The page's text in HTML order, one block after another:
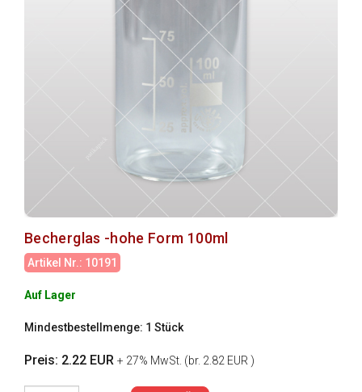
Becherglas -hohe Form 100ml
Artikel Nr.: 10191
Auf Lager
Mindestbestellmenge: 1 Stück
Preis: 2.22 EUR + 27% MwSt. (br. 2.82 EUR )